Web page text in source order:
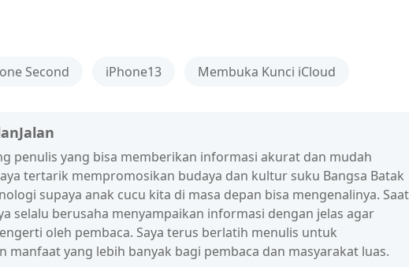
Second iPhone13 Membuka Kunci iCloud
penulis yang bisa memberikan informasi akurat dan mudah
tertarik mempromosikan budaya dan kultur suku Bangsa Batak
supaya anak cucu kita di masa depan bisa mengenalinya. Saat
selalu berusaha menyampaikan informasi dengan jelas agar
oleh pembaca. Saya terus berlatih menulis untuk
manfaat yang lebih banyak bagi pembaca dan masyarakat luas.